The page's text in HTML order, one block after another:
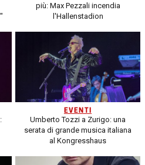
più: Max Pezzali incendia
l'Hallenstadion
EVENTI
Umberto Tozzi a Zurigo: una
serata di grande musica italiana
al Kongresshaus